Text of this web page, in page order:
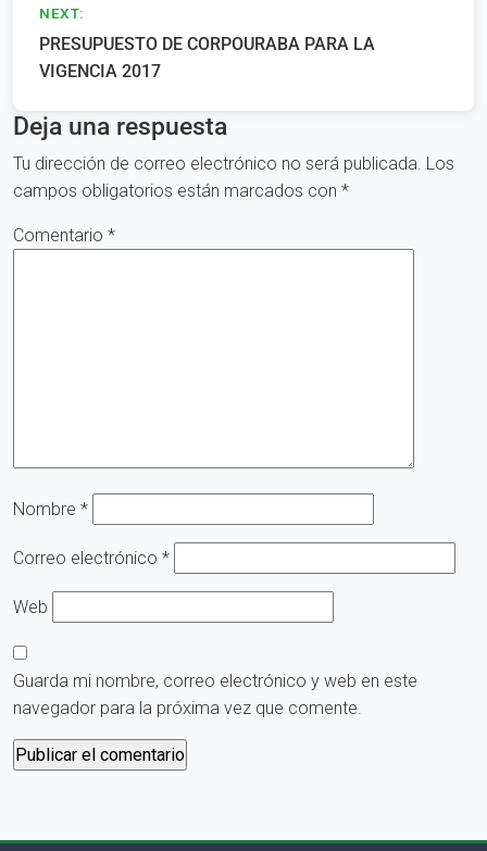
NEXT:
PRESUPUESTO DE CORPOURABA PARA LA
VIGENCIA 2017
Deja una respuesta
Tu dirección de correo electrónico no será publicada. Los
campos obligatorios están marcados con *
Comentario *
Nombre *
Correo electrónico *
Web
Guarda mi nombre, correo electrónico y web en este
navegador para la próxima vez que comente.